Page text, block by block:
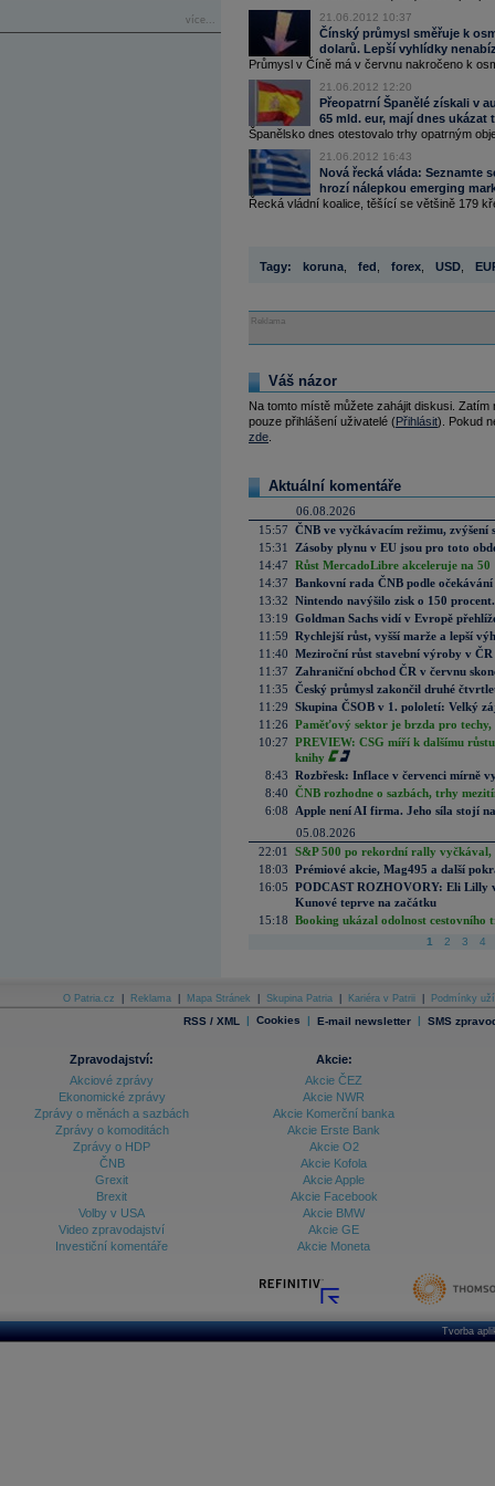
více... 21.06.2012 10:37
Čínský průmysl směřuje k
dolarů. Lepší vyhlídky
Průmysl v Číně má v červnu nakročeno k
21.06.2012 12:20
Přeopatrní Španělé získali v
65 mld. eur, mají dnes ukázat
Španělsko dnes otestovalo trhy opatrným
21.06.2012 16:43
Nová řecká vláda: Seznamte
hrozí nálepkou emerging
Řecká vládní koalice, těšící se většině 179
Tagy: koruna fed forex USD
Reklama
Váš názor
Na tomto místě můžete zahájit diskusi.
pouze přihlášení uživatelé (Přihlásit). Pokud
zde
Aktuální komentáře
06.08.2026
15:57 ČNB ve vyčkávacím režimu, zvýšení
15:31
Zásoby plynu v EU jsou pro toto
14:47 Růst MercadoLibre akceleruje na
14:37 Bankovní rada ČNB podle
13:32 Nintendo navýšilo zisk o 150
13:19 Goldman Sachs vidí v Evropě
11:59 Rychlejší růst, vyšší marže a lepší
11:40 Meziroční růst stavební výroby v
11:37
Zahraniční obchod ČR v červnu
11:35 Český průmysl zakončil druhé
11:29 Skupina ČSOB v 1. pololetí: Velký
11:26 Paměťový sektor je brzda pro techy,
10:27 PREVIEW: CSG míří k dalšímu
knihy
8:43 Rozbřesk: Inflace v červenci mírně
8:40 ČNB rozhodne o sazbách, trhy
6:08
Apple není AI firma. Jeho síla stojí
05.08.2026
22:01
S&P 500 po rekordní rally vyčkával,
18:03 Prémiové akcie, Mag495 a další
16:05 PODCAST ROZHOVORY: Eli Lilly
Kunové teprve na začátku
15:18 Booking ukázal odolnost cestovního
1 2 3 4
O Patria.cz Reklama Mapa Stránek Skupina Patria Kariéra v Patrii Podmínky
RSS / XML | Cookies | E-mail newsletter | SMS
Zpravodajství:
Akciové zprávy
Ekonomické zprávy
Zprávy o měnách a sazbách
Zprávy o komoditách
Zprávy o HDP
ČNB
Grexit
Brexit
Volby v USA
Video zpravodajství
Investiční komentáře
Akcie:
Akcie ČEZ
Akcie NWR
Akcie Komerční banka
Akcie Erste Bank
Akcie O2
Akcie Kofola
Akcie Apple
Akcie Facebook
Akcie BMW
Akcie GE
Akcie Moneta
Tvorba